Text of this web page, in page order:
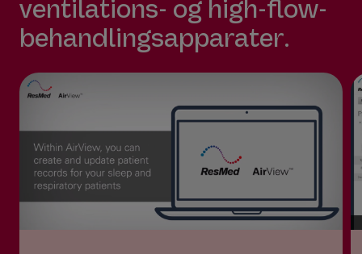
ventilations- og high-flow-
behandlingsapparater.